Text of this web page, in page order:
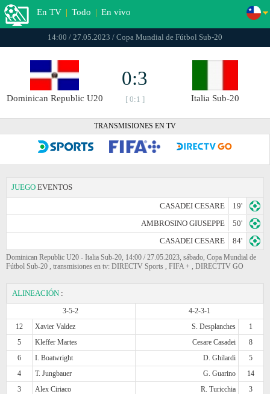
En TV | Todo | En vivo
14:00 / 27.05.2023 / Copa Mundial de Fútbol Sub-20
Dominican Republic U20
0:3
[ 0:1 ] Italia Sub-20
TRANSMISIONES EN TV
JUEGO EVENTOS
CASADEI CESARE
19'
AMBROSINO GIUSEPPE
50'
CASADEI CESARE
84'
Dominican Republic U20 - Italia Sub-20, 14:00 / 27.05.2023, sábado, Copa Mundial de
Fútbol Sub-20 , transmisiones en tv: DIRECTV Sports , FIFA + , DIRECTTV GO
ALINEACIÓN :
3-5-2
4-2-3-1
12
Xavier Valdez S. Desplanches
1
5
Kleffer Martes Cesare Casadei
8
6
I. Boatwright D. Ghilardi
5
4
T. Jungbauer G. Guarino
14
3
Alex Ciriaco R. Turicchia
3